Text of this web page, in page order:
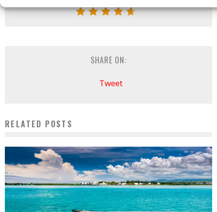
SHARE ON:
Tweet
RELATED POSTS